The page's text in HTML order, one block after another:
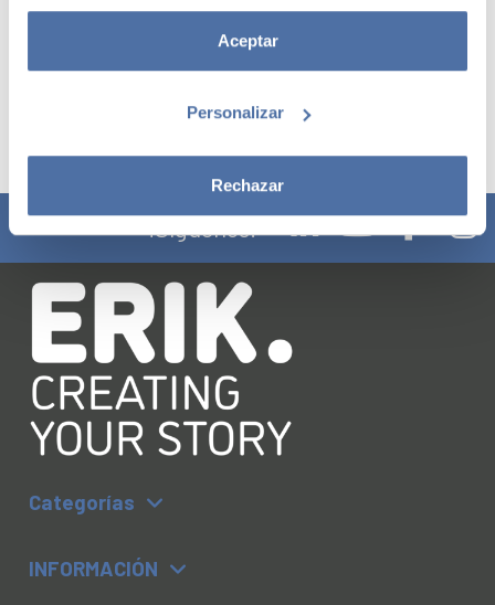
Aceptar
Personalizar
Rechazar
(no incluidas). Medidas: 14 x 16,5 x 14 cm.
¡Síguenos!
Categorías
INFORMACIÓN